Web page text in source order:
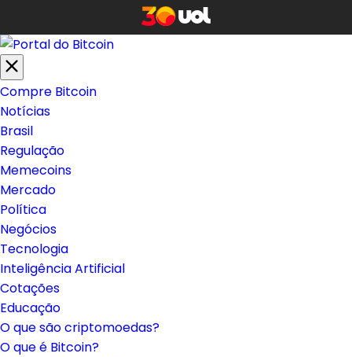
Compre Bitcoin
Notícias
Brasil
Regulação
Memecoins
Mercado
Política
Negócios
Tecnologia
Inteligência Artificial
Cotações
Educação
O que são criptomoedas?
O que é Bitcoin?